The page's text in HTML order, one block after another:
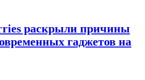
раскрыли причины
гаджетов на